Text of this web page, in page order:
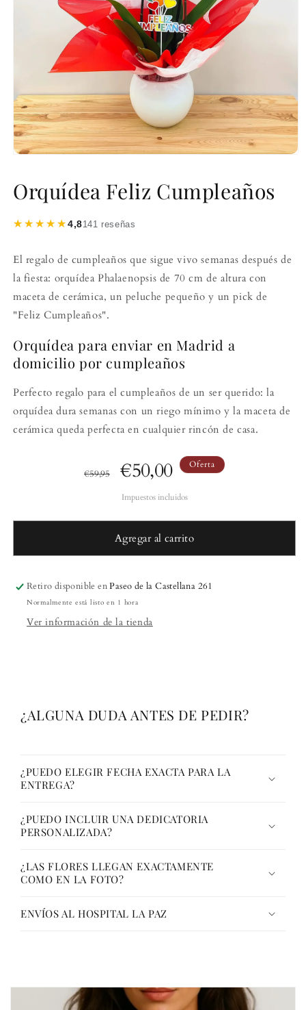
Orquídea Feliz Cumpleaños
★★★★★
★★★★★4,8141 reseñas
El regalo de cumpleaños que sigue vivo semanas después de
la fiesta: orquídea Phalaenopsis de 70 cm de altura con
maceta de cerámica, un peluche pequeño y un pick de
"Feliz Cumpleaños".
Orquídea para enviar en Madrid a
domicilio por cumpleaños
Perfecto regalo para el cumpleaños de un ser querido: la
orquídea dura semanas con un riego mínimo y la maceta de
cerámica queda perfecta en cualquier rincón de casa.
habitual
€59,95
Precio
de
oferta
€50,00 Oferta
Agregar al carrito
Retiro disponible enPaseo de la Castellana 261
Normalmente está listo en 1 hora
Ver información de la tienda
¿ALGUNA DUDA ANTES DE PEDIR?
¿PUEDO ELEGIR FECHA EXACTA PARA LA
ENTREGA?
¿PUEDO INCLUIR UNA DEDICATORIA
PERSONALIZADA?
¿LAS FLORES LLEGAN EXACTAMENTE
COMO EN LA FOTO?
ENVÍOS AL HOSPITAL LA PAZ